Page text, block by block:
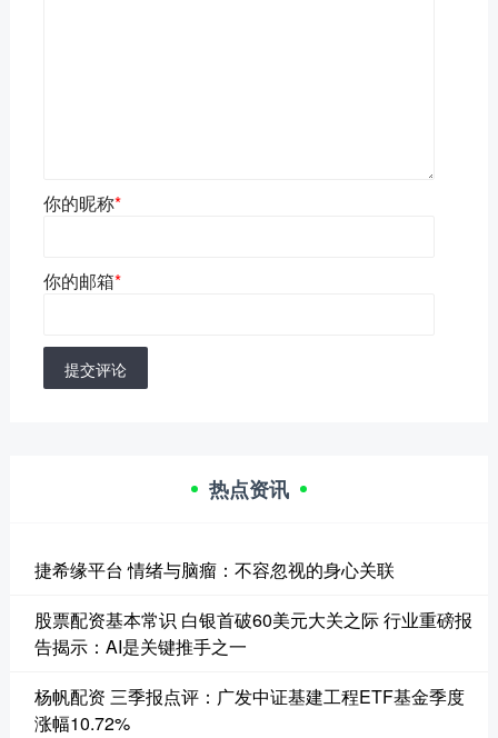
你的昵称*
你的邮箱*
提交评论
热点资讯
捷希缘平台 情绪与脑瘤：不容忽视的身心关联
股票配资基本常识 白银首破60美元大关之际 行业重磅报
告揭示：AI是关键推手之一
杨帆配资 三季报点评：广发中证基建工程ETF基金季度
涨幅10.72%